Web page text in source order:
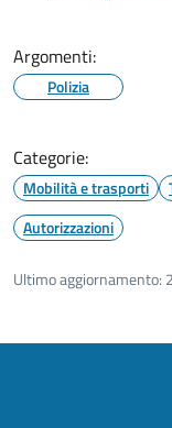
Argomenti:
Polizia
Categorie:
Mobilità e trasporti
Autorizzazioni
Ultimo aggiornamento: